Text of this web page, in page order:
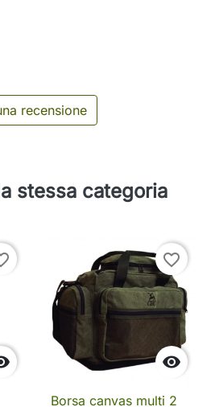
recensione
stessa categoria

favorite_border
Borsa canvas multi 2